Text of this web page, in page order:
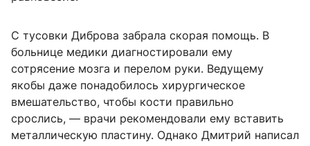
С тусовки Диброва забрала скорая помощь. В
больнице медики диагностировали ему
сотрясение мозга и перелом руки. Ведущему
якобы даже понадобилось хирургическое
вмешательство, чтобы кости правильно
срослись, — врачи рекомендовали ему вставить
металлическую пластину. Однако Дмитрий написал